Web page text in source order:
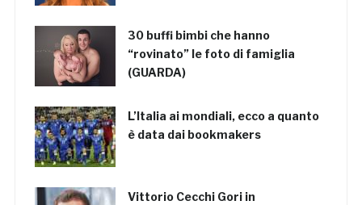
30 buffi bimbi che hanno
“rovinato” le foto di famiglia
(GUARDA)
L’Italia ai mondiali, ecco a quanto
è data dai bookmakers
Vittorio Cecchi Gori in